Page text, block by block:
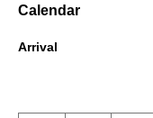
Calendar
Arrival